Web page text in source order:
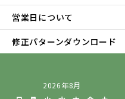
営業日について
修正パターンダウンロード
2026年8月